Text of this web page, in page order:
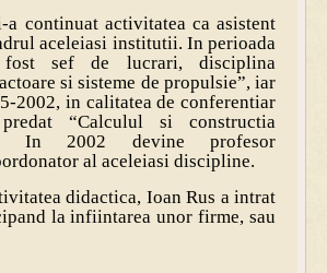
a continuat activitatea ca asistent
aceleiasi institutii. In perioada
fost sef de lucrari, disciplina
si sisteme de propulsie”, iar
2002, in calitatea de conferentiar
“Calculul si constructia
In 2002 devine profesor
al aceleiasi discipline.
didactica, Ioan Rus a intrat
la infiintarea unor firme, sau